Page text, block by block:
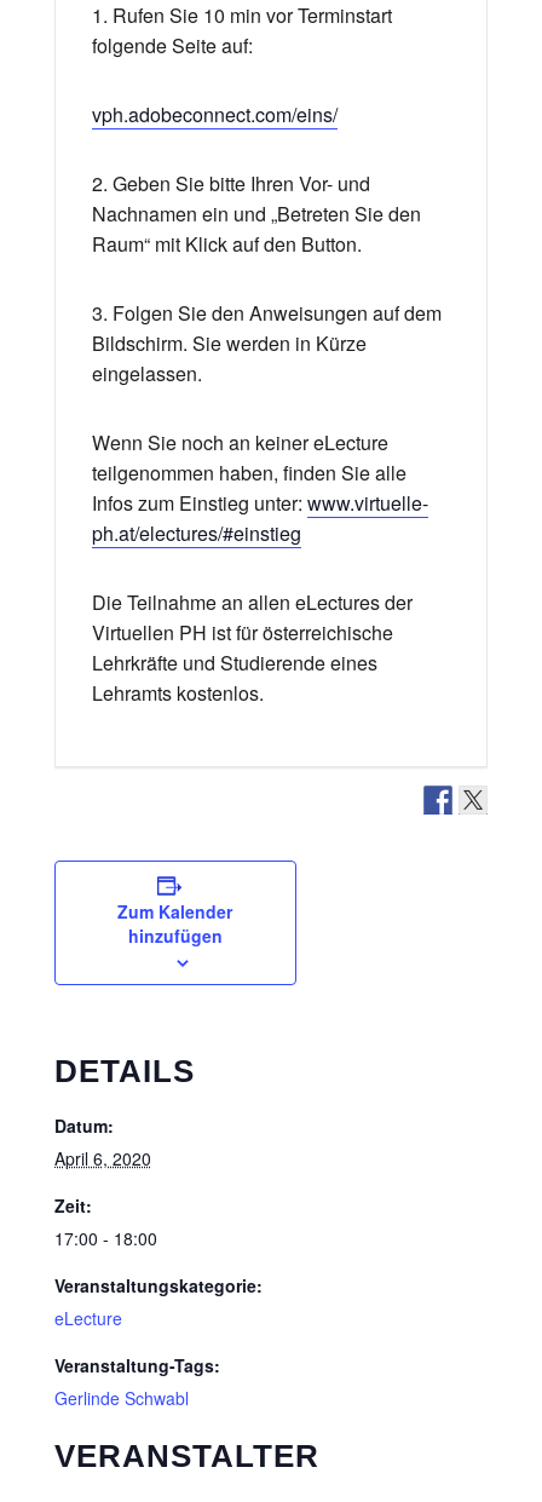
1. Rufen Sie 10 min vor Terminstart
folgende Seite auf:
vph.adobeconnect.com/eins/
2. Geben Sie bitte Ihren Vor- und
Nachnamen ein und „Betreten Sie den
Raum“ mit Klick auf den Button.
3. Folgen Sie den Anweisungen auf dem
Bildschirm. Sie werden in Kürze
eingelassen.
Wenn Sie noch an keiner eLecture
teilgenommen haben, finden Sie alle
Infos zum Einstieg unter: www.virtuelle-
ph.at/electures/#einstieg
Die Teilnahme an allen eLectures der
Virtuellen PH ist für österreichische
Lehrkräfte und Studierende eines
Lehramts kostenlos.
Zum Kalender
hinzufügen
DETAILS
Datum:
April 6, 2020
Zeit:
17:00 - 18:00
Veranstaltungskategorie:
eLecture
Veranstaltung-Tags:
Gerlinde Schwabl
VERANSTALTER